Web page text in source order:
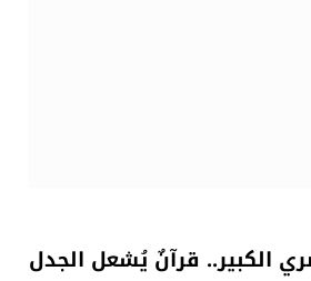
الكبير.. قرآنٌ يُشعل الجدل